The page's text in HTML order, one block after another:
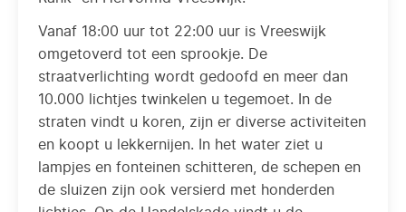
Vanaf 18:00 uur tot 22:00 uur is Vreeswijk
omgetoverd tot een sprookje. De
straatverlichting wordt gedoofd en meer dan
10.000 lichtjes twinkelen u tegemoet. In de
straten vindt u koren, zijn er diverse activiteiten
en koopt u lekkernijen. In het water ziet u
lampjes en fonteinen schitteren, de schepen en
de sluizen zijn ook versierd met honderden